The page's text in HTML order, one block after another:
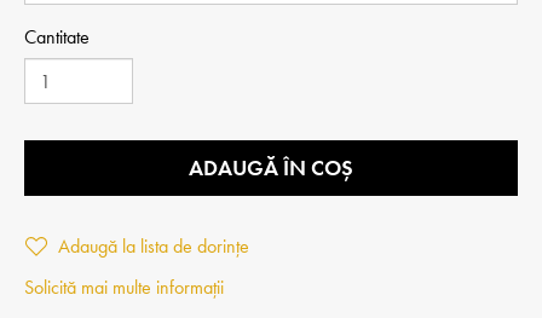
Cantitate
ADAUGĂ ÎN COȘ
Adaugă la lista de dorințe
Solicită mai multe informații